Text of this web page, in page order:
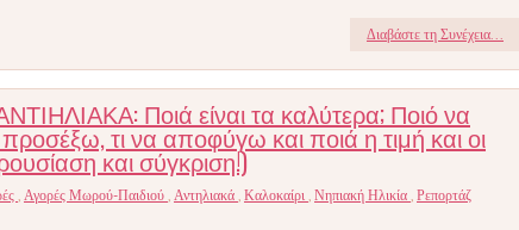
Διαβάστε τη Συνέχεια...
Ποιά είναι τα καλύτερα; Ποιό να
τι να αποφύγω και ποιά η τιμή και οι
και σύγκριση!)
, Αγορές Μωρού-Παιδιού , Αντηλιακά , Καλοκαίρι , Νηπιακή Ηλικία , Ρεπορτάζ